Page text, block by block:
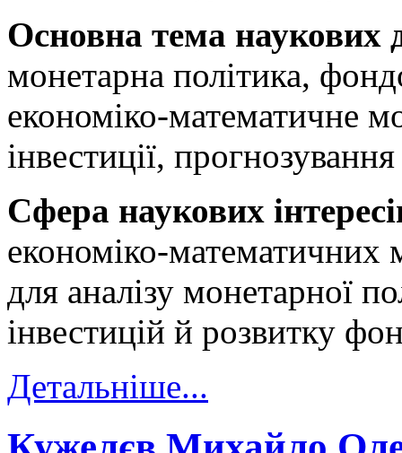
Основна тема наукових
монетарна політика,
економіко-математичне
інвестиції, прогнозування
Сфера наукових
економіко-математичних
для аналізу монетарної
інвестицій й розвитку
Детальніше...